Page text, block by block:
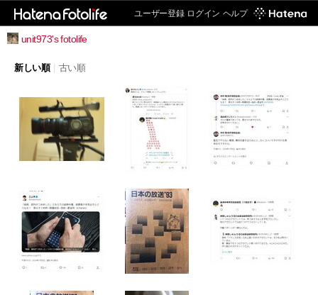
ユーザー登録 ログイン ヘルプ
unit973's fotolife
新しい順 古い順